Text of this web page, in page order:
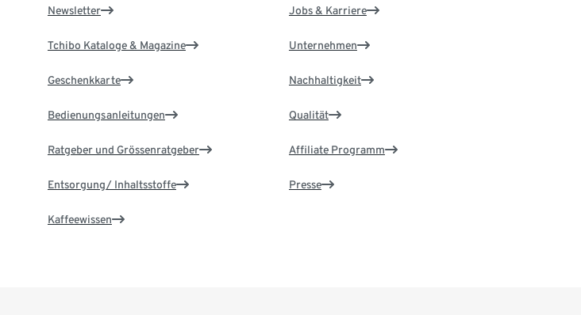
Newsletter
Tchibo Kataloge & Magazine
Geschenkkarte
Bedienungsanleitungen
Ratgeber und Grössenratgeber
Entsorgung/ Inhaltsstoffe
Kaffeewissen
Jobs & Karriere
Unternehmen
Nachhaltigkeit
Qualität
Affiliate Programm
Presse